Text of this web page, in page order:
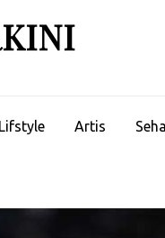
Lifstyle Artis